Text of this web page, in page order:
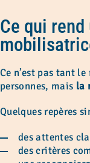
Ce qui
Ce n’est pas tant
personnes, mais la
Quelques repères
des attentes
des critères